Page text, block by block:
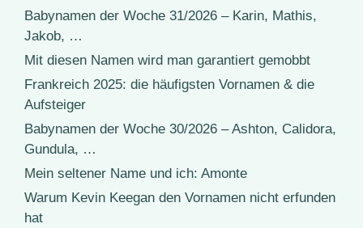
Babynamen der Woche 31/2026 – Karin, Mathis,
Jakob, …
Mit diesen Namen wird man garantiert gemobbt
Frankreich 2025: die häufigsten Vornamen & die
Aufsteiger
Babynamen der Woche 30/2026 – Ashton, Calidora,
Gundula, …
Mein seltener Name und ich: Amonte
Warum Kevin Keegan den Vornamen nicht erfunden
hat